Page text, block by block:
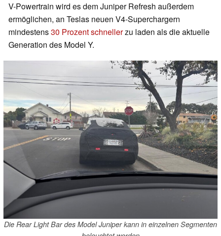
V-Powertrain wird es dem Juniper Refresh außerdem
ermöglichen, an Teslas neuen V4-Superchargern
mindestens30 Prozent schnellerzu laden als die aktuelle
Generation des Model Y.
Die Rear Light Bar des Model Juniper kann in einzelnen Segmenten